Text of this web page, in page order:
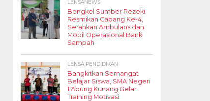
LENSANEWS
Bengkel Sumber Rezeki
Resmikan Cabang Ke-4,
Serahkan Ambulans dan
Mobil Operasional Bank
Sampah
LENSA PENDIDIKAN
Bangkitkan Semangat
Belajar Siswa, SMA Negeri
1 Abung Kunang Gelar
Training Motivasi